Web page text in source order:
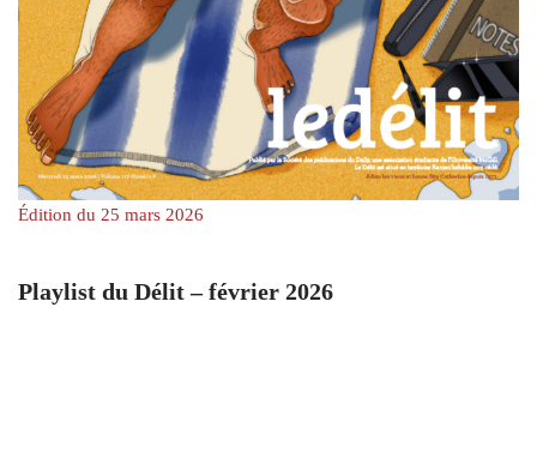
Édition du 25 mars 2026
Playlist du Délit – février 2026